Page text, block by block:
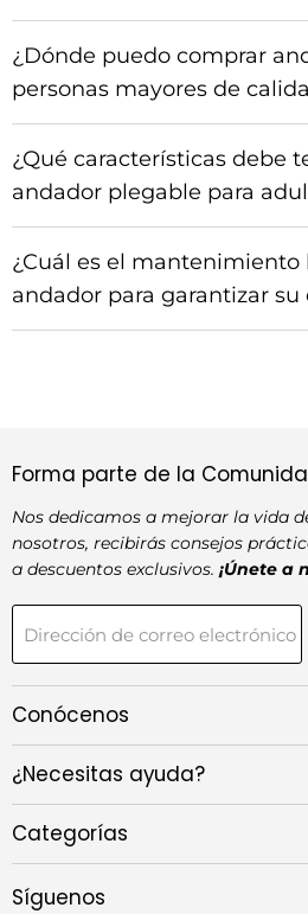
¿Dónde puedo comprar
personas mayores de
¿Qué características debe
andador plegable para
¿Cuál es el mantenimiento
andador para garantizar
Forma parte de la
Nos dedicamos a mejorar la vida
nosotros, recibirás consejos
a descuentos exclusivos. ¡Únete a
Dirección de correo electrónico
Conócenos
¿Necesitas ayuda?
Categorías
Síguenos